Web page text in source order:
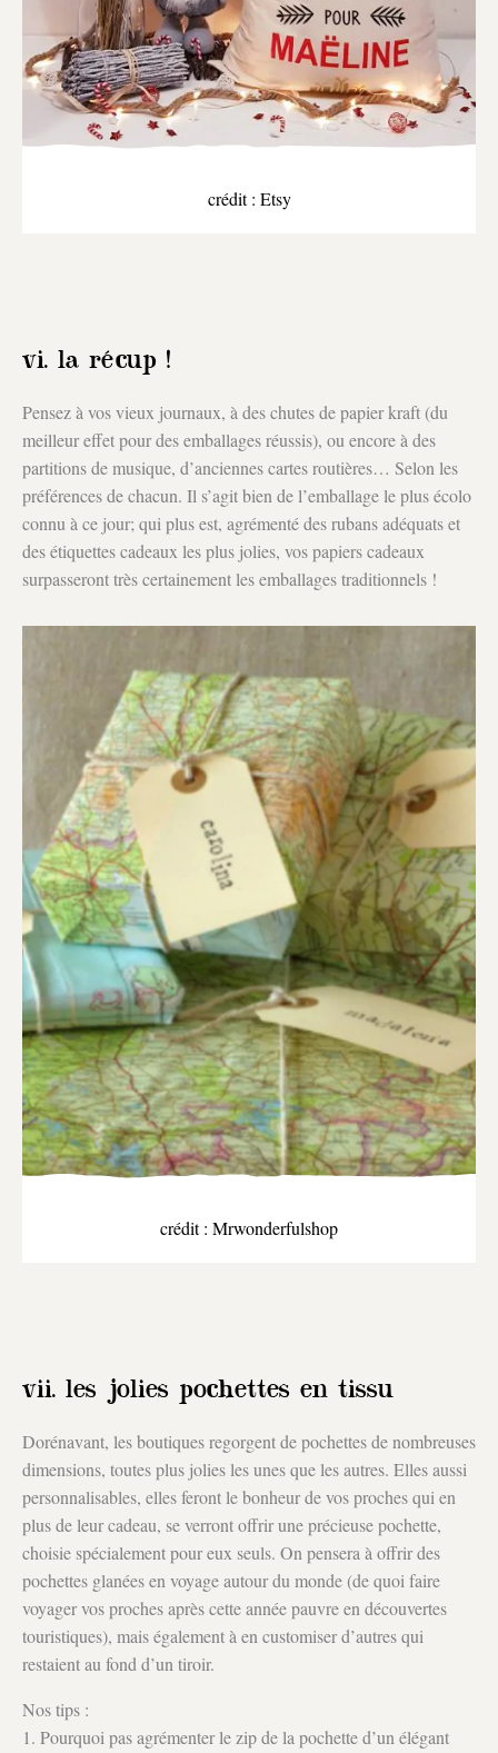
crédit : Etsy
vi. la récup !
Pensez à vos vieux journaux, à des chutes de papier kraft (du
meilleur effet pour des emballages réussis), ou encore à des
partitions de musique, d’anciennes cartes routières… Selon les
préférences de chacun. Il s’agit bien de l’emballage le plus écolo
connu à ce jour; qui plus est, agrémenté des rubans adéquats et
des étiquettes cadeaux les plus jolies, vos papiers cadeaux
surpasseront très certainement les emballages traditionnels !
crédit : Mrwonderfulshop
vii. les jolies pochettes en tissu
Dorénavant, les boutiques regorgent de pochettes de nombreuses
dimensions, toutes plus jolies les unes que les autres. Elles aussi
personnalisables, elles feront le bonheur de vos proches qui en
plus de leur cadeau, se verront offrir une précieuse pochette,
choisie spécialement pour eux seuls. On pensera à offrir des
pochettes glanées en voyage autour du monde (de quoi faire
voyager vos proches après cette année pauvre en découvertes
touristiques), mais également à en customiser d’autres qui
restaient au fond d’un tiroir.
Nos tips :
1. Pourquoi pas agrémenter le zip de la pochette d’un élégant